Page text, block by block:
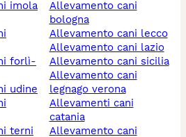
udine
terni
allevamento cani
bologna
allevamento cani lecco
allevamento cani lazio
allevamento cani sicilia
allevamento cani
legnago verona
allevamenti cani
catania
allevamento cani